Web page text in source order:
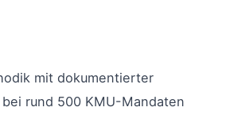
mit dokumentierter
rund 500 KMU-Mandaten